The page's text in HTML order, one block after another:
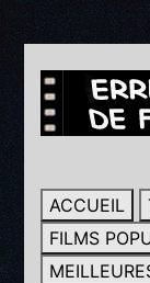
ACCUEIL
FILMS